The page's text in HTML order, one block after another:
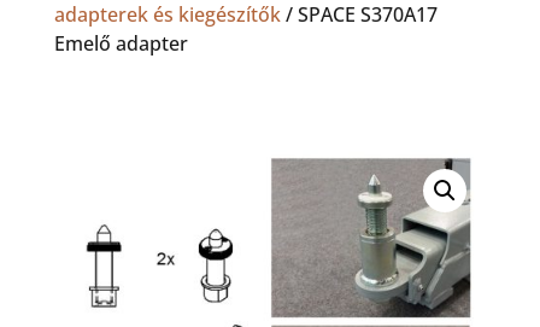
adapterek és kiegészítők/ SPACE S370A17
Emelő adapter